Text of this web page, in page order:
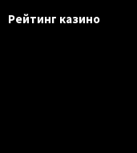
Рейтинг казино